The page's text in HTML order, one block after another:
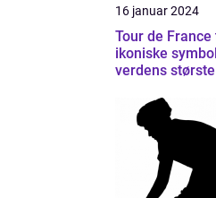
16 januar 2024
Tour de
ikoniske
verdens